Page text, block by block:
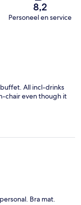
8,2
Personeel en service
All incl-drinks
chair even though it
Bra mat.